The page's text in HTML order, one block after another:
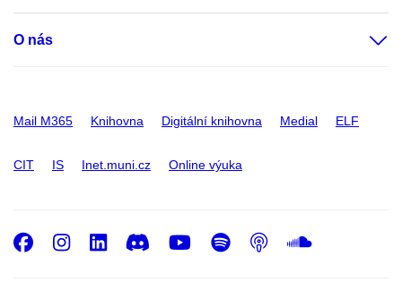
O nás
Mail M365 Knihovna Digitální knihovna Medial ELF
CIT IS Inet.muni.cz Online výuka
Facebook
Instagram
LinkedIn
DiscordYoutube
Spotify
Podcast